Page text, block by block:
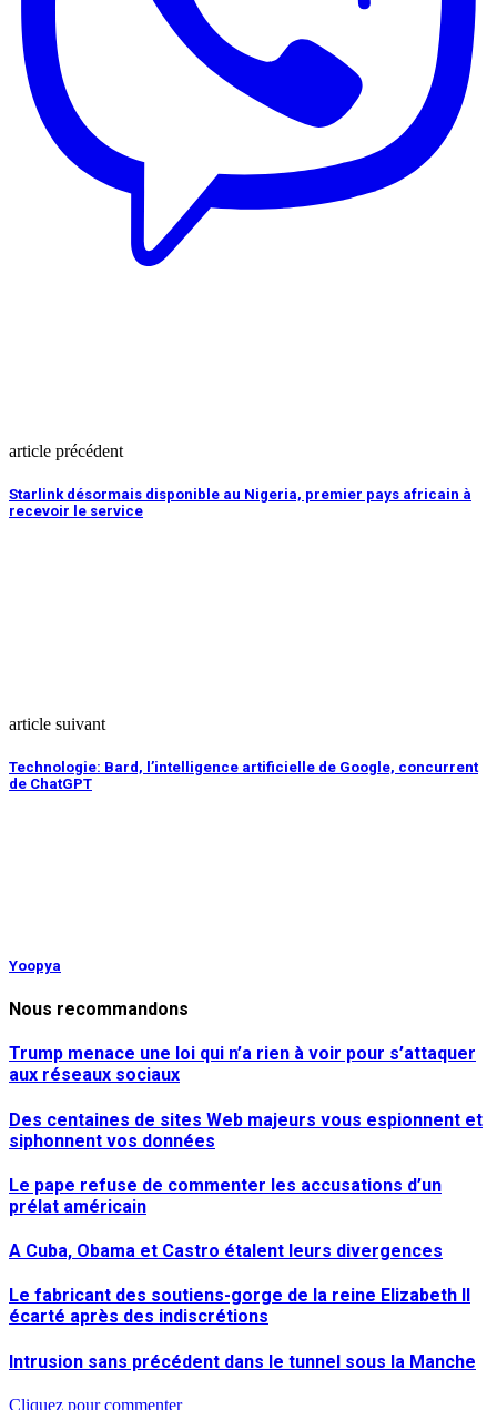
article précédent
Starlink désormais disponible au Nigeria, premier pays africain à
recevoir le service
article suivant
Technologie: Bard, l’intelligence artificielle de Google, concurrent
de ChatGPT
Yoopya
Nous recommandons
Trump menace une loi qui n’a rien à voir pour s’attaquer
aux réseaux sociaux
Des centaines de sites Web majeurs vous espionnent et
siphonnent vos données
Le pape refuse de commenter les accusations d’un
prélat américain
A Cuba, Obama et Castro étalent leurs divergences
Le fabricant des soutiens-gorge de la reine Elizabeth II
écarté après des indiscrétions
Intrusion sans précédent dans le tunnel sous la Manche
Cliquez pour commenter